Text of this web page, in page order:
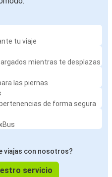
tu viaje
mientras te desplazas
las piernas
de forma segura
viajas con nosotros?
servicio